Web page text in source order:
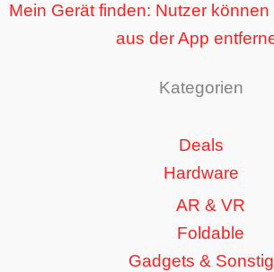
Mein Gerät finden: Nutzer
aus der App
Kategorien
Deals
Hardware
AR & VR
Foldable
Gadgets &